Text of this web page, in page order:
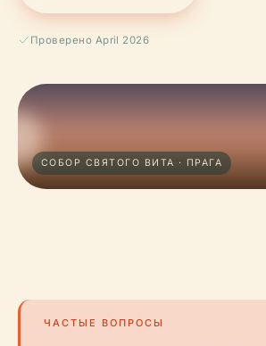
Проверено April 2026
СОБОР СВЯТОГО ВИТА · ПРАГА
ЧАСТЫЕ ВОПРОСЫ